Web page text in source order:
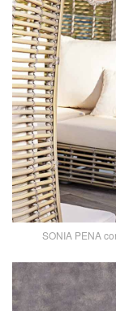
SONIA PENA